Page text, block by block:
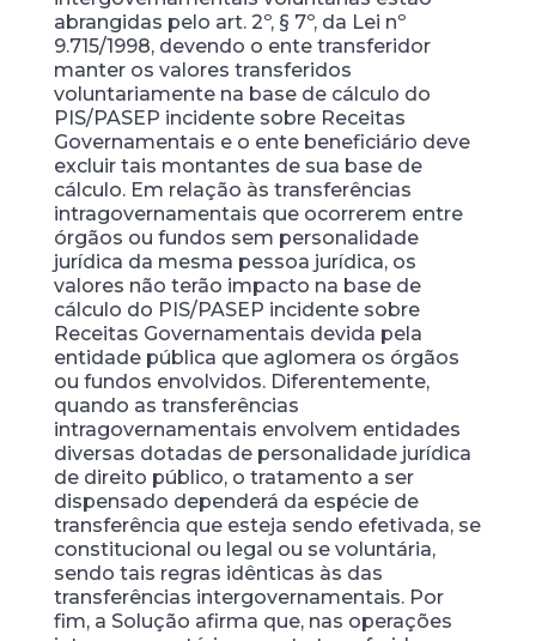
abrangidas pelo art. 2º, § 7º, da Lei nº
9.715/1998, devendo o ente transferidor
manter os valores transferidos
voluntariamente na base de cálculo do
PIS/PASEP incidente sobre Receitas
Governamentais e o ente beneficiário deve
excluir tais montantes de sua base de
cálculo. Em relação às transferências
intragovernamentais que ocorrerem entre
órgãos ou fundos sem personalidade
jurídica da mesma pessoa jurídica, os
valores não terão impacto na base de
cálculo do PIS/PASEP incidente sobre
Receitas Governamentais devida pela
entidade pública que aglomera os órgãos
ou fundos envolvidos. Diferentemente,
quando as transferências
intragovernamentais envolvem entidades
diversas dotadas de personalidade jurídica
de direito público, o tratamento a ser
dispensado dependerá da espécie de
transferência que esteja sendo efetivada, se
constitucional ou legal ou se voluntária,
sendo tais regras idênticas às das
transferências intergovernamentais. Por
fim, a Solução afirma que, nas operações